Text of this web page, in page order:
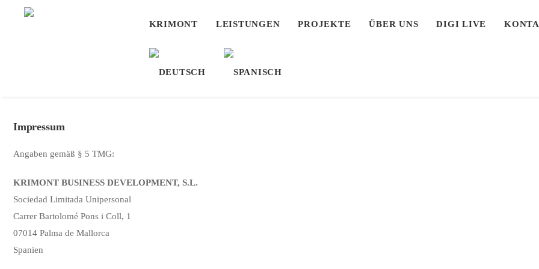
KRIMONT LEISTUNGEN PROJEKTE ÜBER UNS DIGI LIVE
Impressum
Angaben gemäß § 5 TMG:
KRIMONT BUSINESS DEVELOPMENT, S.L.
Sociedad Limitada Unipersonal
Carrer Bartolomé Pons i Coll, 1
07014 Palma de Mallorca
Spanien